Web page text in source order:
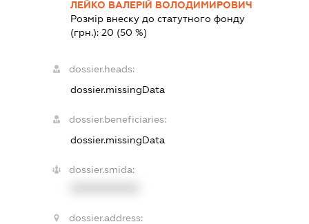
ЛЕЙКО ВАЛЕРІЙ ВОЛОДИМИРОВИЧ
Розмір внеску до статутного фонду
(грн.): 20 (50 %)
dossier.heads:
dossier.missingData
dossier.beneficiaries:
dossier.missingData
dossier.smida:
dossier.address: